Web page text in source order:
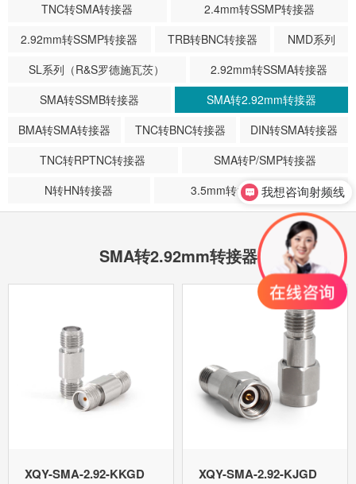
TNC转SMA转接器
2.4mm转SSMP转接器
2.92mm转SSMP转接器
TRB转BNC转接器
NMD系列
SL系列（R&S罗德施瓦茨）
2.92mm转SSMA转接器
SMA转SSMB转接器
SMA转2.92mm转接器
BMA转SMA转接器
TNC转BNC转接器
DIN转SMA转接器
TNC转RPTNC转接器
SMA转P/SMP转接器
N转HN转接器
3.5mm转1.85mm转接器
SMA转2.92mm转接器
XQY-SMA-2.92-KKGD XQY-SMA-2.92-KJGD
我想咨询射频线